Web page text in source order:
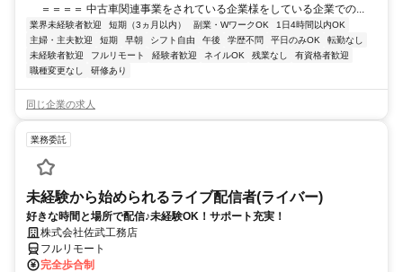
＝＝＝＝ 中古車関連事業をされている企業様をしている企業での...
業界未経験者歓迎 短期（3ヵ月以内） 副業・WワークOK
1日4時間以内OK
主婦・主夫歓迎
短期 早朝 シフト自由 午後 学歴不問 平日のみOK
転勤なし
未経験者歓迎
フルリモート 経験者歓迎 ネイルOK 残業なし
有資格者歓迎
職種変更なし
研修あり
同じ企業の求人
業務委託
未経験から始められるライブ配信者(ライバー)
好きな時間と場所で配信♪未経験OK！サポート充実！
株式会社佐武工務店
フルリモート
完全歩合制